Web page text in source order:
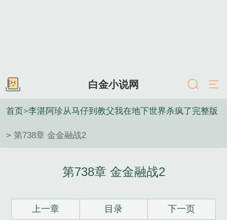
白金小说网
首页>李湛阿珍从马仔到教父我在地下世界杀疯了完整版
> 第738章 金金融战2
第738章 金金融战2
上一章 目录 下一页